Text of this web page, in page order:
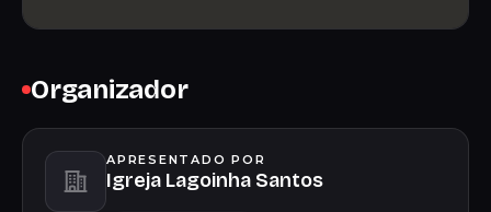
Organizador
APRESENTADO POR
Igreja Lagoinha Santos